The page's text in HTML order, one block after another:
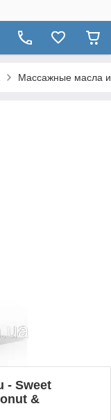
Массажные масла
- Sweet
&